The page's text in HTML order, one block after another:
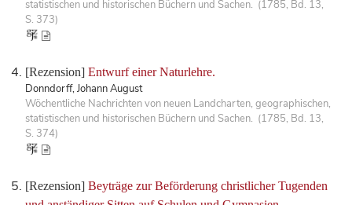
statistischen und historischen Büchern und Sachen. (1785, Bd. 13,
S. 373)
[Rezension] Entwurf einer Naturlehre.
Donndorff, Johann August
Wöchentliche Nachrichten von neuen Landcharten, geographischen,
statistischen und historischen Büchern und Sachen. (1785, Bd. 13,
S. 374)
[Rezension] Beyträge zur Beförderung christlicher Tugenden